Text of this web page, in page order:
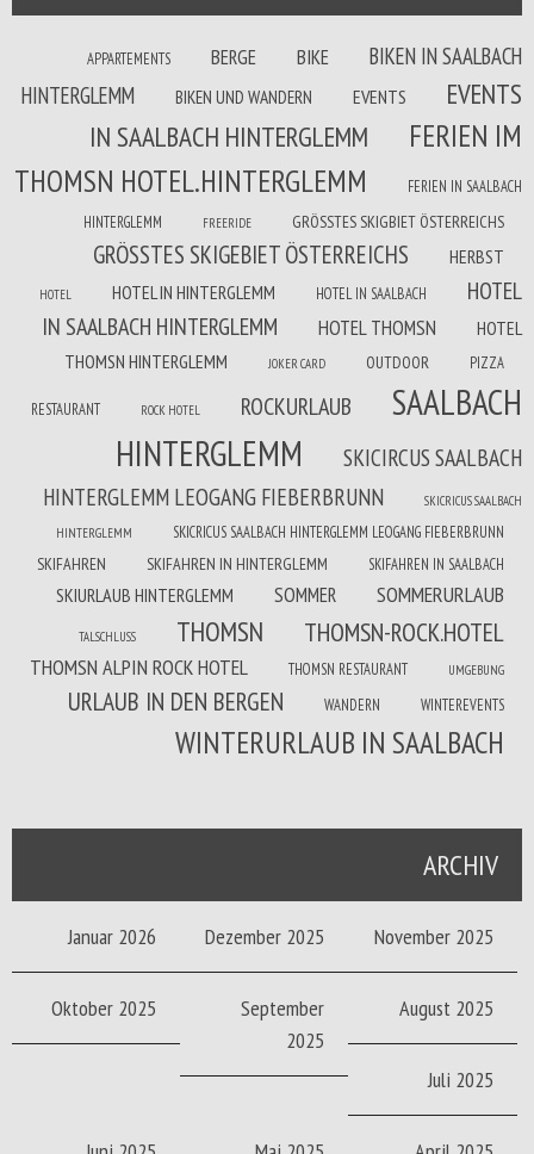
APPARTEMENTS BERGE BIKE
BIKEN IN SAALBACH
HINTERGLEMM
BIKEN UND WANDERN EVENTS
EVENTS
IN SAALBACH HINTERGLEMM
FERIEN IM
THOMSN HOTEL.HINTERGLEMM
FERIEN IN SAALBACH
HINTERGLEMM
FREERIDE GRÖSSTES SKIGBIET ÖSTERREICHS
GRÖSSTES SKIGEBIET ÖSTERREICHS HERBST
HOTEL HOTEL IN HINTERGLEMM HOTEL IN SAALBACH
HOTEL
IN SAALBACH HINTERGLEMM
HOTEL THOMSN
HOTEL
THOMSN HINTERGLEMM
JOKER CARD OUTDOOR PIZZA
RESTAURANT ROCK HOTEL ROCKURLAUB
SAALBACH
HINTERGLEMM
SKICIRCUS SAALBACH
HINTERGLEMM LEOGANG FIEBERBRUNN
SKICRICUS SAALBACH
HINTERGLEMM
SKICRICUS SAALBACH HINTERGLEMM LEOGANG FIEBERBRUNN
SKIFAHREN SKIFAHREN IN HINTERGLEMM SKIFAHREN IN SAALBACH
SKIURLAUB HINTERGLEMM SOMMER SOMMERURLAUB
TALSCHLUSS THOMSN THOMSN-ROCK.HOTEL
THOMSN ALPIN ROCK HOTEL THOMSN RESTAURANT UMGEBUNG
URLAUB IN DEN BERGEN WANDERN WINTEREVENTS
WINTERURLAUB IN SAALBACH
ARCHIV
Januar 2026 Dezember 2025 November 2025
Oktober 2025
September
2025
August 2025
Juli 2025